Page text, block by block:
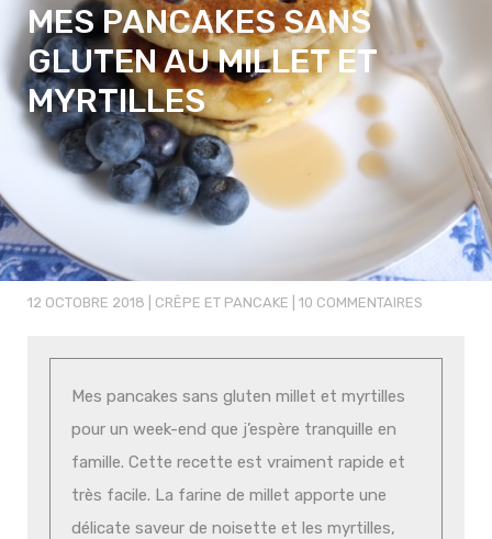
MES PANCAKES SANS
GLUTEN AU MILLET ET
MYRTILLES
12 OCTOBRE 2018 CRÊPE ET PANCAKE 10 COMMENTAIRES
Mes pancakes sans gluten millet et myrtilles
pour un week-end que j’espère tranquille en
famille. Cette recette est vraiment rapide et
très facile. La farine de millet apporte une
délicate saveur de noisette et les myrtilles,